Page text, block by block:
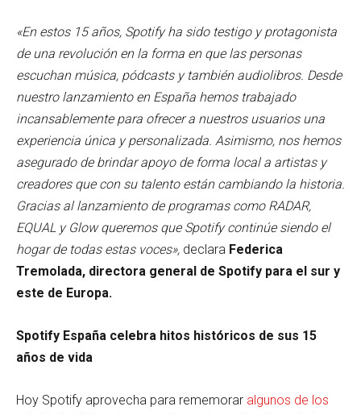
«En estos 15 años, Spotify ha sido testigo y protagonista
de una revolución en la forma en que las personas
escuchan música, pódcasts y también audiolibros. Desde
nuestro lanzamiento en España hemos trabajado
incansablemente para ofrecer a nuestros usuarios una
experiencia única y personalizada. Asimismo, nos hemos
asegurado de brindar apoyo de forma local a artistas y
creadores que con su talento están cambiando la historia.
Gracias al lanzamiento de programas como RADAR,
EQUAL y Glow queremos que Spotify continúe siendo el
hogar de todas estas voces», declara Federica
Tremolada, directora general de Spotify para el sur y
este de Europa.
Spotify España celebra hitos históricos de sus 15
años de vida
Hoy Spotify aprovecha para rememorar algunos de los